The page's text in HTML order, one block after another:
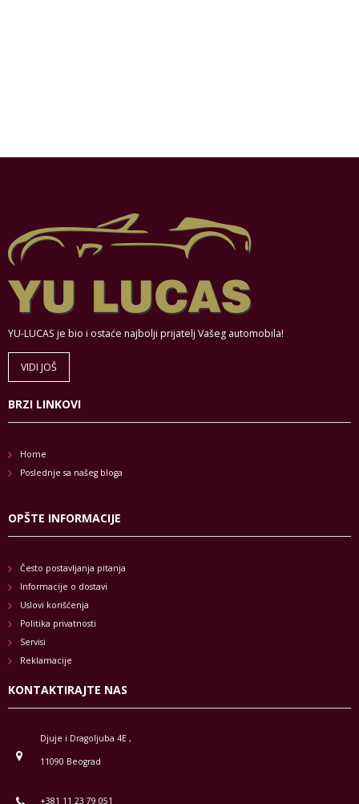
YU-LUCAS je bio i ostaće najbolji prijatelj Vašeg automobila!
VIDI JOŠ
BRZI LINKOVI
Home
Poslednje sa našeg bloga
OPŠTE INFORMACIJE
Često postavljanja pitanja
Informacije o dostavi
Uslovi korišćenja
Politika privatnosti
Servisi
Reklamacije
KONTAKTIRAJTE NAS
Djuje i Dragoljuba 4E ,
11090 Beograd
+381 11 23 79 051